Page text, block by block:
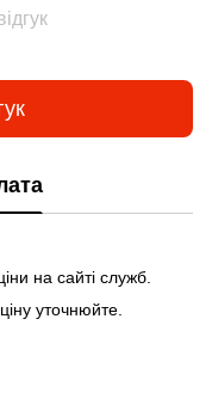
на сайті служб.
уточнюйте.